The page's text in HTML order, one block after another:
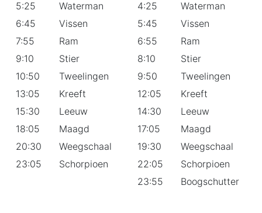
5:25
6:45
7:55
9:10
10:50
13:05
15:30
18:05
20:30
23:05
Waterman
Vissen
Ram
Stier
Tweelingen
Kreeft
Leeuw
Maagd
Weegschaal
Schorpioen
4:25
5:45
6:55
8:10
9:50
12:05
14:30
17:05
19:30
22:05
23:55
Waterman
Vissen
Ram
Stier
Tweelingen
Kreeft
Leeuw
Maagd
Weegschaal
Schorpioen
Boogschutter